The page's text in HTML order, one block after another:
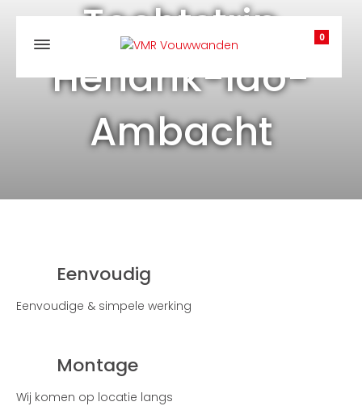
0
Tochtstrip
Hendrik-Ido-
Ambacht
Eenvoudig
Eenvoudige & simpele werking
Montage
Wij komen op locatie langs